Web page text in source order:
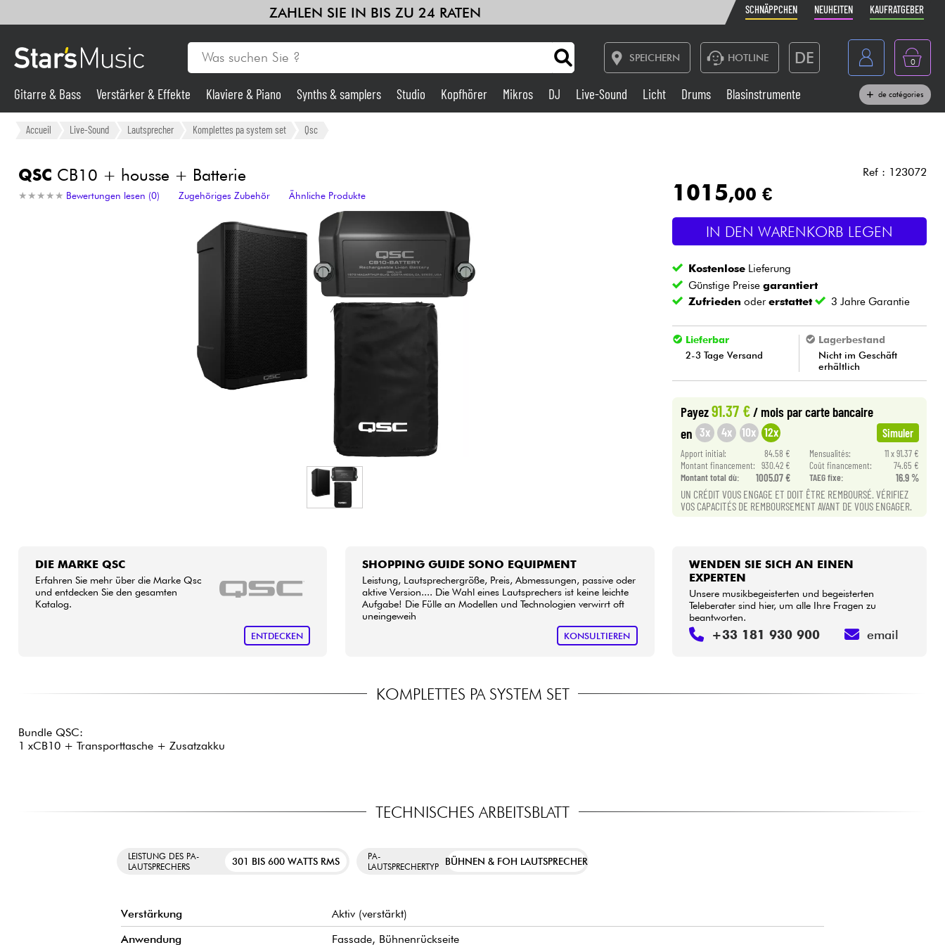
ZAHLEN SIE IN BIS ZU 24 RATEN SCHNÄPPCHEN NEUHEITEN KAUFRATGEBER
SPEICHERN HOTLINE DE
Belgique
Nederland
0
Gitarre & Bass
Synths & samplers
Live-Sound
Drums Blasinstrumente
Kinder Kabel & Zubehöre
Bundle
Gitarre & Bass Verstärker & Effekte Klaviere & Piano Synths & samplers Studio Kopfhörer Mikros DJ Live-Sound Licht Drums Blasinstrumente de catégories
Accueil Live-Sound Lautsprecher Komplettes pa system set Qsc
QSC CB10 + housse + Batterie
★ ★ ★ ★ ★
★ ★ ★ ★ ★ Bewertungen lesen (0) Zugehöriges Zubehör Ähnliche Produkte
Ref : 123072
1015,00 €
IN DEN WARENKORB LEGEN
Kostenlose Lieferung
Günstige Preisegarantiert
Zufrieden odererstattet 3 Jahre Garantie
Lieferbar
2-3 Tage Versand
Lagerbestand
Nicht im Geschäft
erhältlich
Payez91.37 €/ mois par carte bancaire
en 3x 4x 10x 12x Simuler
Apport initial: 84.58 € Mensualités:
11 x 91.37 €
Montant financement: 930.42 € Coût financement:
74.65 €
Montant total dù:
1005.07 € TAEG fixe: 16.9 %
UN CRÉDIT VOUS ENGAGE ET DOIT ÊTRE REMBOURSÉ. VÉRIFIEZ
VOS CAPACITÉS DE REMBOURSEMENT AVANT DE VOUS ENGAGER.
DIE MARKE QSC
Erfahren Sie mehr über die Marke Qsc
und entdecken Sie den gesamten
Katalog.
ENTDECKEN
SHOPPING GUIDE SONO EQUIPMENT
Leistung, Lautsprechergröße, Preis, Abmessungen, passive oder
aktive Version.... Die Wahl eines Lautsprechers ist keine leichte
Aufgabe! Die Fülle an Modellen und Technologien verwirrt oft
uneingeweih
KONSULTIEREN
WENDEN SIE SICH AN EINEN
EXPERTEN
Unsere musikbegeisterten und begeisterten
Teleberater sind hier, um alle Ihre Fragen zu
beantworten.
+33 181 930 900 email
KOMPLETTES PA SYSTEM SET
Bundle QSC:
1 xCB10 + Transporttasche + Zusatzakku
TECHNISCHES ARBEITSBLATT
LEISTUNG DES PA-
LAUTSPRECHERS
301 BIS 600 WATTS RMS
PA-
LAUTSPRECHERTYP
BÜHNEN & FOH LAUTSPRECHER
Verstärkung
Aktiv (verstärkt)
Anwendung
Fassade, Bühnenrückseite